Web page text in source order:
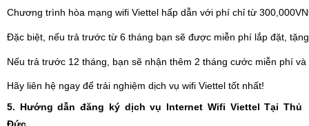
Chương trình hòa mạng wifi Viettel hấp dẫn với phí chỉ từ
Đặc biệt, nếu trả trước từ 6 tháng bạn sẽ được miễn phí lắp đặt,
Nếu trả trước 12 tháng, bạn sẽ nhận thêm 2 tháng cước miễn phí
Hãy liên hệ ngay để trải nghiệm dịch vụ wifi Viettel tốt nhất!
5. Hướng dẫn đăng ký dịch vụ Internet Wifi Viettel Tại Thủ